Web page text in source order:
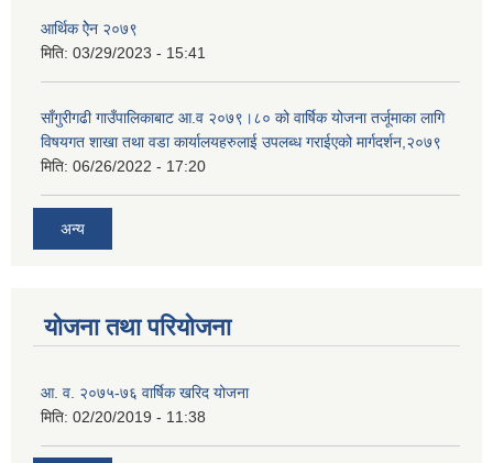
आर्थिक ऐेन २०७९
मिति: 03/29/2023 - 15:41
साँगुरीगढी गाउँपालिकाबाट आ.व २०७९।८० को वार्षिक योजना तर्जूमाका लागि
विषयगत शाखा तथा वडा कार्यालयहरुलाई उपलब्ध गराईएको मार्गदर्शन,२०७९
मिति: 06/26/2022 - 17:20
अन्य
योजना तथा परियोजना
आ. व. २०७५-७६ वार्षिक खरिद योजना
मिति: 02/20/2019 - 11:38